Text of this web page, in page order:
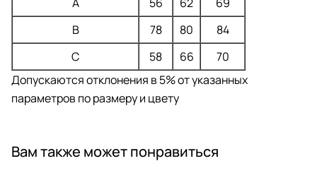
B
78 80
84
C
58 66
70
Допускаются отклонения в 5% от указанных
параметров по размеру и цвету
Вам также может понравиться